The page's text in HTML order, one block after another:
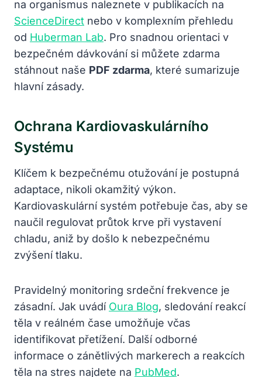
na organismus naleznete v publikacích na
ScienceDirect nebo v komplexním přehledu
od Huberman Lab. Pro snadnou orientaci v
bezpečném dávkování si můžete zdarma
stáhnout naše PDF zdarma, které sumarizuje
hlavní zásady.
Ochrana Kardiovaskulárního
Systému
Klíčem k bezpečnému otužování je postupná
adaptace, nikoli okamžitý výkon.
Kardiovaskulární systém potřebuje čas, aby se
naučil regulovat průtok krve při vystavení
chladu, aniž by došlo k nebezpečnému
zvýšení tlaku.
Pravidelný monitoring srdeční frekvence je
zásadní. Jak uvádí Oura Blog, sledování reakcí
těla v reálném čase umožňuje včas
identifikovat přetížení. Další odborné
informace o zánětlivých markerech a reakcích
těla na stres najdete na PubMed.